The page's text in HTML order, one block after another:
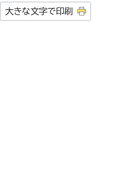
大きな文字で印刷